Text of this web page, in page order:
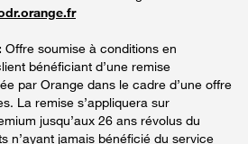
Offre soumise à conditions en
bénéficiant d’une remise
par Orange dans le cadre d’une offre
La remise s’appliquera sur
jusqu’aux 26 ans révolus du
n’ayant jamais bénéficié du service